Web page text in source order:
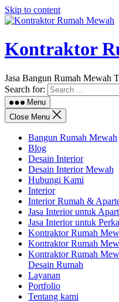
Skip to content
Kontraktor
Jasa Bangun Rumah Mewah
Search for:
Menu
Close Menu
Bangun Rumah Mewah
Blog
Desain Interior
Desain Interior Mewah
Hubungi Kami
Interior
Interior Rumah &
Jasa Interior untuk
Jasa Interior untuk
Kontraktor Rumah
Kontraktor Rumah
Kontraktor Rumah
Desain Rumah
Layanan
Portfolio
Tentang kami